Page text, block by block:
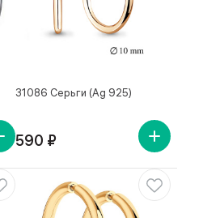
31086 Серьги (Ag 925)
590 ₽